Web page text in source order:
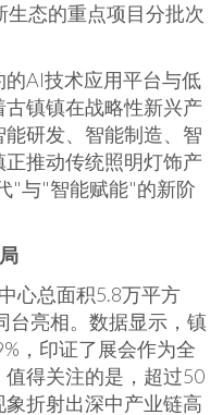
生态的重点项目分批次
AI技术应用平台与低
镇镇在战略性新兴产
研发、智能制造、智
推动传统照明灯饰产
"与"智能赋能"的新阶
心总面积5.8万平方
台亮相。数据显示，镇
，印证了展会作为全
得关注的是，超过50
折射出深中产业链高